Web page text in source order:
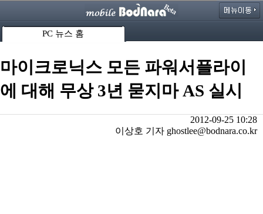
PC 뉴스 홈
마이크로닉스 모든 파워서플라이
에 대해 무상 3년 묻지마 AS 실시
2012-09-25 10:28
이상호 기자 ghostlee@bodnara.co.kr